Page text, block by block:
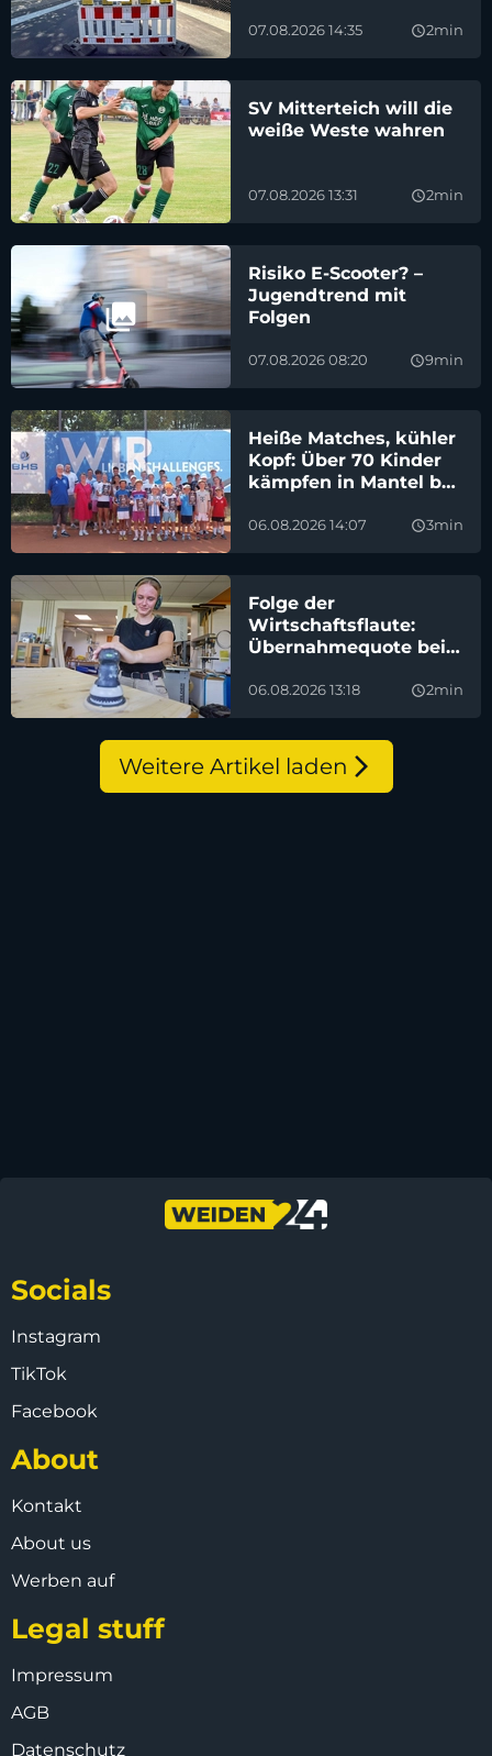
weitgehend fertig
07.08.2026 14:35 query_builder2min
SV Mitterteich will die
weiße Weste wahren
07.08.2026 13:31 query_builder2min
Risiko E-Scooter? –
Jugendtrend mit
Folgen
07.08.2026 08:20 query_builder9min
Heiße Matches, kühler
Kopf: Über 70 Kinder
kämpfen in Mantel bei
im Tennis
06.08.2026 14:07 query_builder3min
Folge der
Wirtschaftsflaute:
Übernahmequote bei
06.08.2026 13:18 query_builder2min
Weitere Artikel laden arrow_forward_ios
Socials
Instagram
TikTok
Facebook
About
Kontakt
About us
Werben auf
Legal stuff
Impressum
AGB
Datenschutz